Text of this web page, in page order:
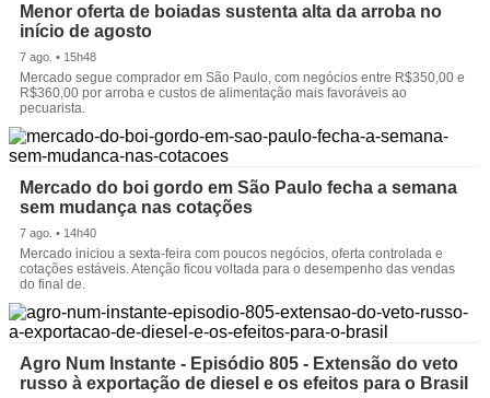
Menor oferta de boiadas sustenta alta da arroba no
início de agosto
7 ago. • 15h48
Mercado segue comprador em São Paulo, com negócios entre R$350,00 e
R$360,00 por arroba e custos de alimentação mais favoráveis ao
pecuarista.
Mercado do boi gordo em São Paulo fecha a semana
sem mudança nas cotações
7 ago. • 14h40
Mercado iniciou a sexta-feira com poucos negócios, oferta controlada e
cotações estáveis. Atenção ficou voltada para o desempenho das vendas
do final de.
Agro Num Instante - Episódio 805 - Extensão do veto
russo à exportação de diesel e os efeitos para o Brasil